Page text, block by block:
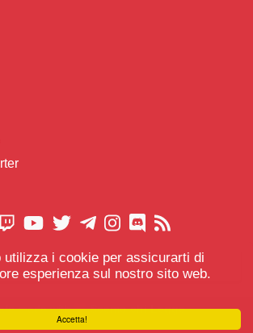
Accetta!
utilizza i cookie per assicurarti di
esperienza sul nostro sito web.
CONTATTACI
made with Scemo chi Legge-